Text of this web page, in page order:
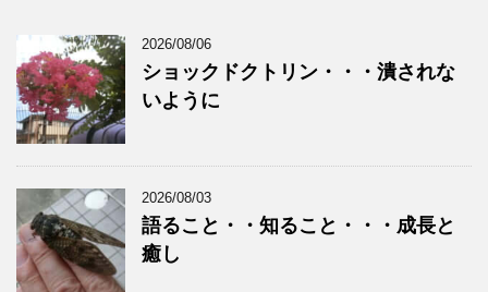
2026/08/06
ショックドクトリン・・・潰されな
いように
2026/08/03
語ること・・知ること・・・成長と
癒し